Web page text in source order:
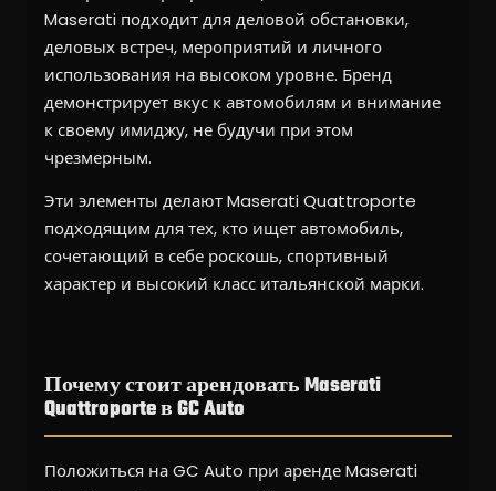
Maserati подходит для деловой обстановки,
деловых встреч, мероприятий и личного
использования на высоком уровне. Бренд
демонстрирует вкус к автомобилям и внимание
к своему имиджу, не будучи при этом
чрезмерным.
Эти элементы делают Maserati Quattroporte
подходящим для тех, кто ищет автомобиль,
сочетающий в себе роскошь, спортивный
характер и высокий класс итальянской марки.
Почему стоит арендовать Maserati
Quattroporte в GC Auto
Положиться на GC Auto при аренде Maserati